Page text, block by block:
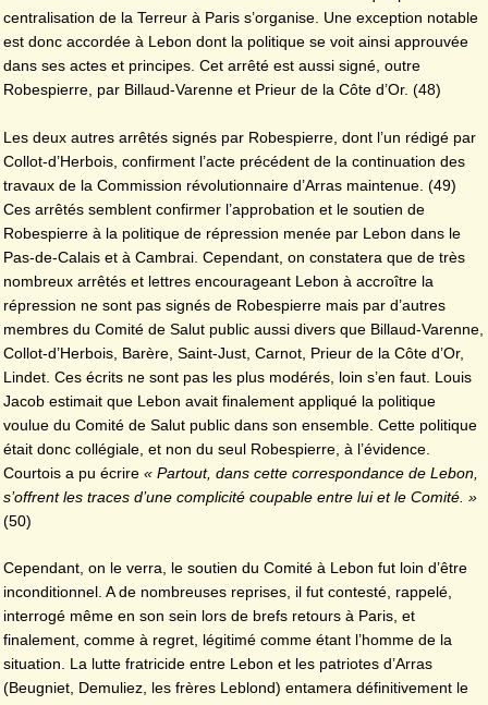
centralisation de la Terreur à Paris s’organise. Une exception notable
est donc accordée à Lebon dont la politique se voit ainsi approuvée
dans ses actes et principes. Cet arrêté est aussi signé, outre
Robespierre, par Billaud-Varenne et Prieur de la Côte d’Or. (48)
Les deux autres arrêtés signés par Robespierre, dont l’un rédigé par
Collot-d’Herbois, confirment l’acte précédent de la continuation des
travaux de la Commission révolutionnaire d’Arras maintenue. (49)
Ces arrêtés semblent confirmer l’approbation et le soutien de
Robespierre à la politique de répression menée par Lebon dans le
Pas-de-Calais et à Cambrai. Cependant, on constatera que de très
nombreux arrêtés et lettres encourageant Lebon à accroître la
répression ne sont pas signés de Robespierre mais par d’autres
membres du Comité de Salut public aussi divers que Billaud-Varenne,
Collot-d’Herbois, Barère, Saint-Just, Carnot, Prieur de la Côte d’Or,
Lindet. Ces écrits ne sont pas les plus modérés, loin s’en faut. Louis
Jacob estimait que Lebon avait finalement appliqué la politique
voulue du Comité de Salut public dans son ensemble. Cette politique
était donc collégiale, et non du seul Robespierre, à l’évidence.
Courtois a pu écrire « Partout, dans cette correspondance de Lebon,
s’offrent les traces d’une complicité coupable entre lui et le Comité. »
(50)
Cependant, on le verra, le soutien du Comité à Lebon fut loin d’être
inconditionnel. A de nombreuses reprises, il fut contesté, rappelé,
interrogé même en son sein lors de brefs retours à Paris, et
finalement, comme à regret, légitimé comme étant l’homme de la
situation. La lutte fratricide entre Lebon et les patriotes d’Arras
(Beugniet, Demuliez, les frères Leblond) entamera définitivement le